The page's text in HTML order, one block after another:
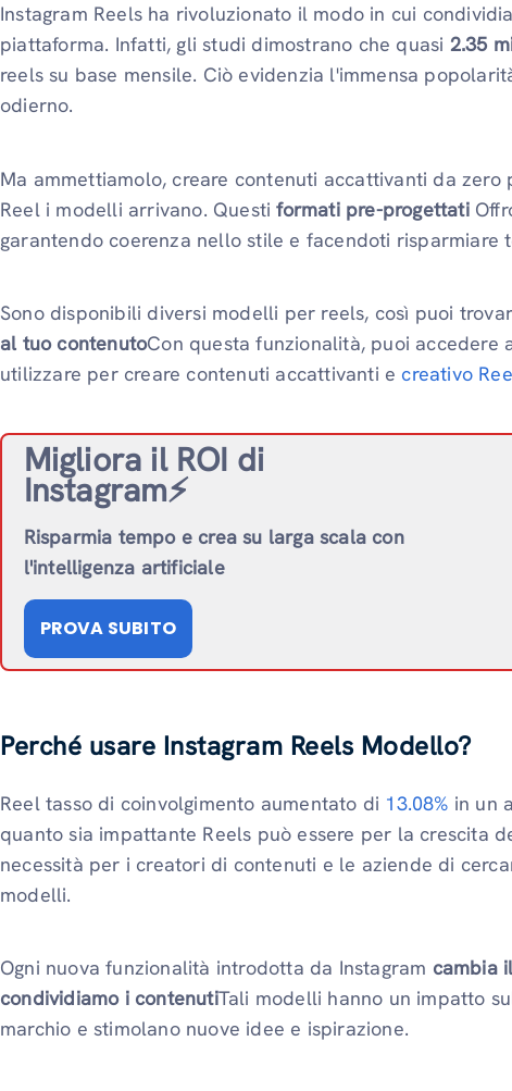
Instagram Reels ha rivoluzionato il modo in cui
piattaforma. Infatti, gli studi dimostrano che quasi 2.35
reels su base mensile. Ciò evidenzia l'immensa
odierno.
Ma ammettiamolo, creare contenuti accattivanti da zero
Reel i modelli arrivano. Questiformati pre-progettati
garantendo coerenza nello stile e facendoti risparmiare
Sono disponibili diversi modelli per reels, così puoi
al tuo contenutoCon questa funzionalità, puoi
utilizzare per creare contenuti accattivanti e creativo
Migliora il ROI di
Instagram⚡️
Risparmia tempo e crea su larga scala con
l'intelligenza artificiale
PROVA SUBITO
Perché usare Instagram Reels Modello?
Reel tasso di coinvolgimento aumentato di 13.08% in un
quanto sia impattante Reels può essere per la crescita
necessità per i creatori di contenuti e le aziende di
modelli.
Ogni nuova funzionalità introdotta da Instagram cambia
condividiamo i contenutiTali modelli hanno un impatto
marchio e stimolano nuove idee e ispirazione.